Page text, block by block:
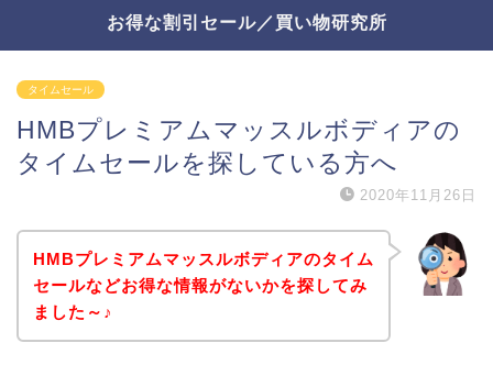
お得な割引セール／買い物研究所
タイムセール
HMBプレミアムマッスルボディアの
タイムセールを探している方へ
2020年11月26日
HMBプレミアムマッスルボディアのタイム
セールなどお得な情報がないかを探してみ
ました～♪